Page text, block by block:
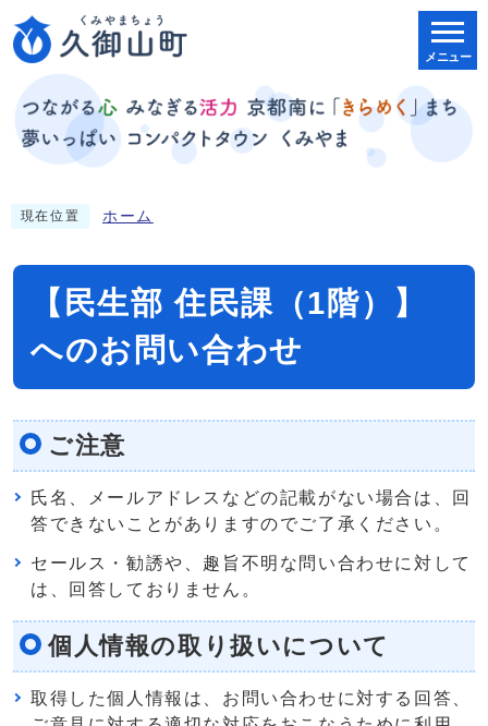
メニュー
現在位置 ホーム
【民生部 住民課（1階）】
へのお問い合わせ
ご注意
氏名、メールアドレスなどの記載がない場合は、回
答できないことがありますのでご了承ください。
セールス・勧誘や、趣旨不明な問い合わせに対して
は、回答しておりません。
個人情報の取り扱いについて
取得した個人情報は、お問い合わせに対する回答、